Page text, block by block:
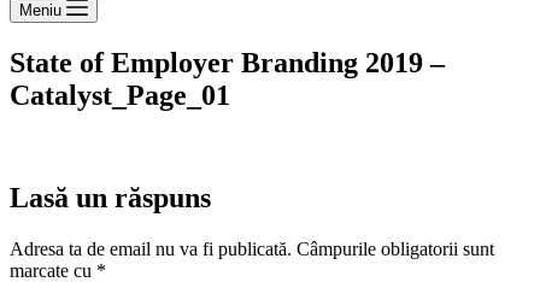
Meniu
State of Employer Branding 2019 –
Catalyst_Page_01
Lasă un răspuns
Adresa ta de email nu va fi publicată. Câmpurile obligatorii sunt
marcate cu *